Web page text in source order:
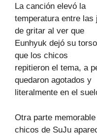
La canción elevó la
temperatura entre las
de gritar al ver que
Eunhyuk dejó su
que los chicos
repitieron el tema, a
quedaron agotados y
literalmente en el
Otra parte
chicos de SuJu